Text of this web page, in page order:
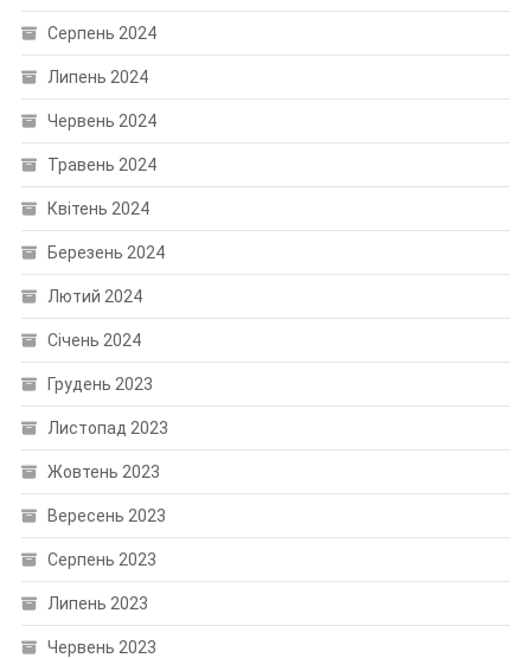
Серпень 2024
Липень 2024
Червень 2024
Травень 2024
Квітень 2024
Березень 2024
Лютий 2024
Січень 2024
Грудень 2023
Листопад 2023
Жовтень 2023
Вересень 2023
Серпень 2023
Липень 2023
Червень 2023